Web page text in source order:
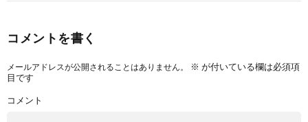
コメントを書く
メールアドレスが公開されることはありません。 ※ が付いている欄は必須項
目です
コメント